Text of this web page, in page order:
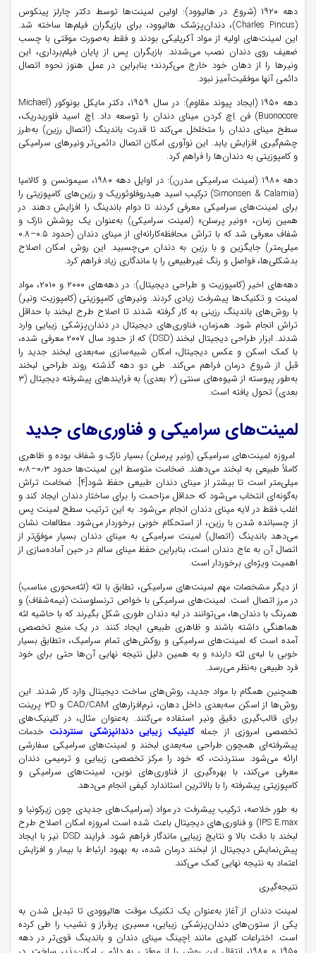
دهه ۱۹۲۰ (شروع در هالیوود): اولین لمینت‌ها توسط دکتر چارلز پینکوس
(Charles Pincus)، دندان‌پزشک هالیوود، برای بازیگران فیلم‌ها ساخته شد.
این لمینت‌های اولیه از مواد آکریلیکی بودند و فقط به‌صورت موقتی با چسب
ضعیف روی دندان نصب می‌شدند. بازیگران پس از پایان فیلم‌برداری، این
ونیرها را از دهان خود خارج می‌کردند؛ بنابراین در عمل هنوز نحوه اتصال
دائمی آنها موفقیت‌آمیز نبود.
دهه ۱۹۵۰ (ایجاد پیوند مقاوم): در سال ۱۹۵۹، دکتر مایکل بونوکور (Michael
Buonocore) فن اِچ کردن مینای دندان را توسعه داد. اِچ اسید فلوریدریک،
سطح مینای دندان را متخلخل می‌کند تا قدرت باندینگ (اتصال رزین) به‌طرز
چشم‌گیری افزایش یابد. این نوآوری امکان اتصال دائمی‌تر ونیرهای سرامیکی
و کامپوزیتی به دندان‌ها را فراهم کرد.
دهه ۱۹۸۰ (لمینت سرامیکی مدرن): در اوایل دهه ۱۹۸۰، سیمونسن و کالامیا
(Simonsen & Calamia) ترکیب اسید هیدروفلوئوریک و رزین‌های کامپوزیتی را
برای لمینت‌های سرامیکی معرفی کردند تا دوام باندینگ را افزایش دهند. در
همین زمان، «ونیر پرسلن» (لمینت سرامیکی) به‌عنوان یک پوشش نازک و
شفاف معرفی شد که با تراش محافظه‌کارانه‌ای از مینای دندان (حدود ۰.۵–۰.۸
میلی‌متر) جایگزین و با رزین به دندان می‌چسبید. این روش امکان اصلاح
بدشکلی‌ها، فواصل و رنگ غیرطبیعی را با ماندگاری زیاد فراهم کرد.
دهه‌های اخیر (کامپوزیت و طراحی دیجیتال): در دهه‌های ۲۰۰۰ و ۲۰۱۰، مواد
لمینت و تکنیک‌ها پیشرفت زیادی کردند. ونیرهای کامپوزیتی (کامپوزیت ونیر)
با روش‌های باندینگ رزینی به کار گرفته شدند تا اصلاح طرح لبخند با حداقل
تراش انجام شود. همزمان، فناوری‌های دیجیتال در دندان‌پزشکی زیبایی وارد
شدند. ابزار طراحی دیجیتال لبخند (DSD) که از حدود سال ۲۰۰۷ معرفی شده،
با کمک اسکن و عکس دیجیتال، امکان شبیه‌سازی سه‌بعدی لبخند جدید را
قبل از شروع درمان فراهم می‌کند. طی دو دهه گذشته روند طراحی لبخند
به‌طور پیوسته از شیوه‌های سنتی (۲ بعدی) به فرایندهای پیشرفته دیجیتال (۳
بعدی) تحول یافته است.
لمینت‌های سرامیکی و فناوری‌های جدید
امروزه لمینت‌های سرامیکی (ونیر پرسلن) بسیار نازک و شفاف بوده و ظاهری
کاملاً طبیعی به لبخند می‌دهند. ضخامت متوسط این لمینت‌ها حدود ۰٫۳–۰٫۸
میلی‌متر است تا بیشتر از مینای دندان طبیعی حفظ شود[4]. ضخامت تراش
به‌گونه‌ای انتخاب می‌شود که حداقل مزاحمت را برای ساختار دندان ایجاد کند و
اغلب فقط در لایه مینای دندان انجام می‌شود. به این ترتیب سطح لمینت پس
از چسبانده شدن با رزین، از استحکام خوبی برخوردار می‌شود. مطالعات نشان
می‌دهد باندینگ (اتصال) لمینت سرامیکی به مینای دندان بسیار موفق‌تر از
اتصال آن به عاج دندان است، بنابراین حفظ مینای سالم در حین آماده‌سازی از
اهمیت ویژه‌ای برخوردار است.
از دیگر مشخصات مهم لمینت‌های سرامیکی، تطابق با لثه (لثه‌محوری مناسب)
در مرز اتصال است. لمینت‌های سرامیکی با خواص ترنسلوسنت (نیمه‌شفاف) و
همرنگ با دندان‌ها، می‌توانند در لبه دندان طوری شکل بگیرند که با حاشیه لثه
هماهنگی داشته باشند و ظاهری طبیعی ایجاد کنند. در یک منبع تخصصی
آمده است که لمینت‌های سرامیکی و روکش‌های تمام سرامیک، «تطابق بسیار
خوبی با لبه‌ی لثه دارند» و به همین دلیل نتیجه نهایی آن‌ها حتی برای خود
فرد طبیعی به‌نظر می‌رسد.
همچنین همگام با مواد جدید، روش‌های ساخت دیجیتال وارد کار شدند. این
روش‌ها از اسکن سه‌بعدی داخل دهان، نرم‌افزارهای CAD/CAM و ۳D پرینت
برای قالب‌گیری دقیق ونیر استفاده می‌کنند. به‌عنوان مثال، در کلینیک‌های
تخصصی امروزی از جمله کلینیک زیبایی دندانپزشکی سنتردنت خدمات
پیشرفته‌ای همچون طراحی سه‌بعدی لبخند و لمینت‌های سرامیکی سفارشی
ارائه می‌شود. سنتردنت، که خود را مرکز تخصصی زیبایی و ترمیمی دندان
معرفی می‌کند، با بهره‌گیری از فناوری‌های نوین، لمینت‌های سرامیکی و
کامپوزیتی پیشرفته را با بالاترین استاندارد کیفی انجام می‌دهد.
به طور خلاصه، ترکیب پیشرفت در مواد (سرامیک‌های جدیدی چون زیرکونیا و
IPS E.max) و فناوری‌های دیجیتال باعث شده است امروزه امکان اصلاح طرح
لبخند با دقت بالا و نتایج زیبایی ماندگار فراهم شود. فرایند DSD نیز با ایجاد
پیش‌نمایش دیجیتال از لبخند درمان شده، به بهبود ارتباط با بیمار و افزایش
اعتماد به نتیجه نهایی کمک می‌کند.
نتیجه‌گیری
لمینت دندان از آغاز به‌عنوان یک تکنیک موقت هالیوودی تا تبدیل شدن به
یکی از ستون‌های دندان‌پزشکی زیبایی، مسیری پرفراز و نشیب را طی کرده
است. اختراعات کلیدی مانند اِچینگ مینای دندان و باندینگ قوی‌تر در دهه